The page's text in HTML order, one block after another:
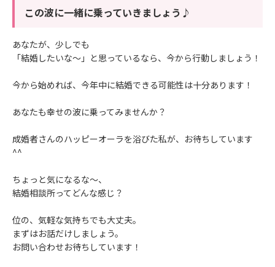
この波に一緒に乗っていきましょう♪
あなたが、少しでも
「結婚したいな～」と思っているなら、今から行動しましょう！
今から始めれば、今年中に結婚できる可能性は十分あります！
あなたも幸せの波に乗ってみませんか？
成婚者さんのハッピーオーラを浴びた私が、お待ちしています
^^
ちょっと気になるな～、
結婚相談所ってどんな感じ？
位の、気軽な気持ちでも大丈夫。
まずはお話だけしましょう。
お問い合わせお待ちしています！